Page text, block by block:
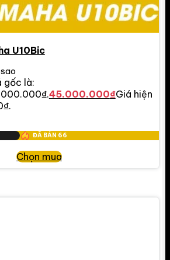
U10Bic
gốc là:
45.000.000₫Giá hiện
ĐÃ BÁN 66
Chọn mua